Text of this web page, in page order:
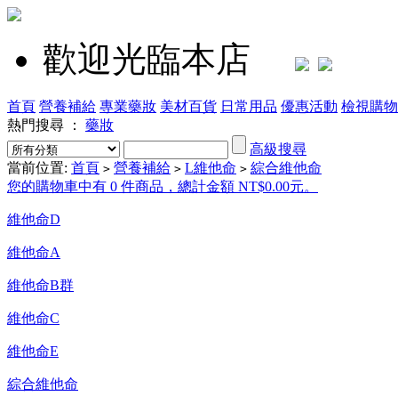
歡迎光臨本店
首頁 營養補給 專業藥妝 美材百貨 日常用品 優惠活動 檢視購
熱門搜尋 ： 藥妝
高級搜尋
當前位置: 首頁 > 營養補給 > L維他命 > 綜合維他命
您的購物車中有 0 件商品，總計金額 NT$0.00元。
維他命D
維他命A
維他命B群
維他命C
維他命E
綜合維他命